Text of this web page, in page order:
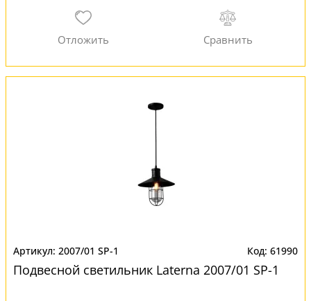
2007/01 SP-1 61990
Подвесной светильник Laterna 2007/01 SP-1